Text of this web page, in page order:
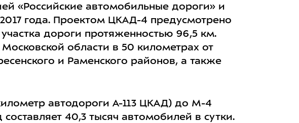
«Российские автомобильные дороги» и
года. Проектом ЦКАД-4 предусмотрено
дороги протяженностью 96,5 км.
области в 50 километрах от
и Раменского районов, а также
автодороги А-113 ЦКАД) до М-4
40,3 тысяч автомобилей в сутки.